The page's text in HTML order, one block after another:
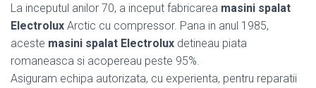
La inceputul anilor 70, a inceput fabricarea masini spalat
Electrolux Arctic cu compressor. Pana in anul 1985,
aceste masini spalat Electrolux detineau piata
romaneasca si acopereau peste 95%.
Asiguram echipa autorizata, cu experienta, pentru reparatii